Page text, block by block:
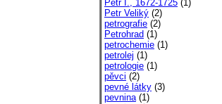
Petr I., 1672-1725 (1)
Petr Veliký (2)
petrografie (2)
Petrohrad (1)
petrochemie (1)
petrolej (1)
petrologie (1)
pěvci (2)
pevné látky (3)
pevnina(1)